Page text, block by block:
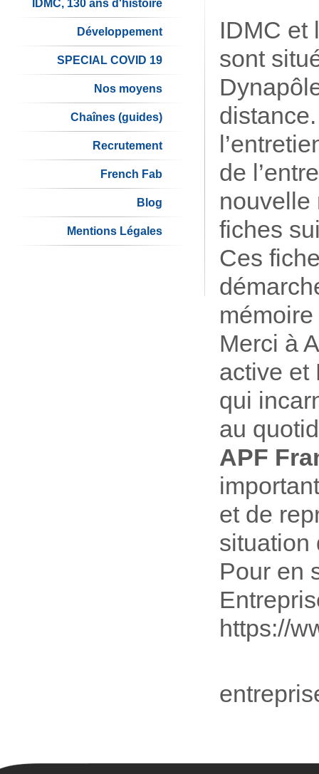
IDMC, 130 ans d'histoire
Développement
SPECIAL COVID 19
Nos moyens
Chaînes (guides)
Recrutement
French Fab
Blog
Mentions Légales
IDMC et
sont
de
nouvelle
fiches
Ces
Merci à
active et
qui
au
APF
et de
Pour en
https://